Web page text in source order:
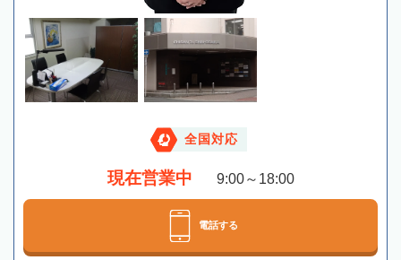
全国対応
現在営業中 9:00～18:00
電話する